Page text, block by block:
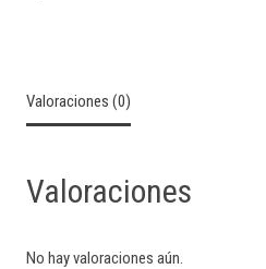
Valoraciones (0)
Valoraciones
No hay valoraciones aún.